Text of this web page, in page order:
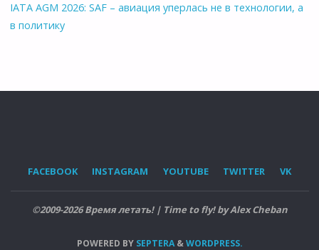
IATA AGM 2026: SAF – авиация уперлась не в технологии, а
в политику
FACEBOOK INSTAGRAM YOUTUBE TWITTER VK
©2009-2026 Время летать! | Time to fly! by Alex Cheban
POWERED BYSEPTERA&WORDPRESS.